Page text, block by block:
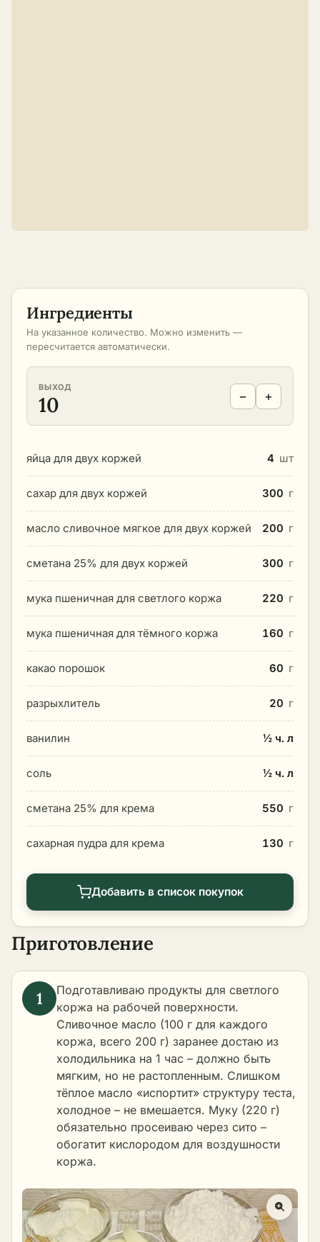
Ингредиенты
На указанное количество. Можно изменить —
пересчитается автоматически.
ВЫХОД
10 − +
яйца для двух коржей 4 шт
сахар для двух коржей 300 г
масло сливочное мягкое для двух коржей 200 г
сметана 25% для двух коржей 300 г
мука пшеничная для светлого коржа 220 г
мука пшеничная для тёмного коржа 160 г
какао порошок 60 г
разрыхлитель 20 г
ванилин ½ ч. л
соль ½ ч. л
сметана 25% для крема 550 г
сахарная пудра для крема 130 г
Добавить в список покупок
Приготовление
Подготавливаю продукты для светлого
коржа на рабочей поверхности.
Сливочное масло (100 г для каждого
коржа, всего 200 г) заранее достаю из
холодильника на 1 час – должно быть
мягким, но не растопленным. Слишком
тёплое масло «испортит» структуру теста,
холодное – не вмешается. Муку (220 г)
обязательно просеиваю через сито –
обогатит кислородом для воздушности
коржа.